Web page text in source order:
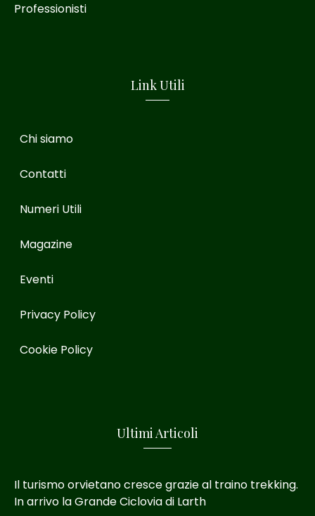
Professionisti
Link Utili
Chi siamo
Contatti
Numeri Utili
Magazine
Eventi
Privacy Policy
Cookie Policy
Ultimi Articoli
Il turismo orvietano cresce grazie al traino trekking.
In arrivo la Grande Ciclovia di Larth